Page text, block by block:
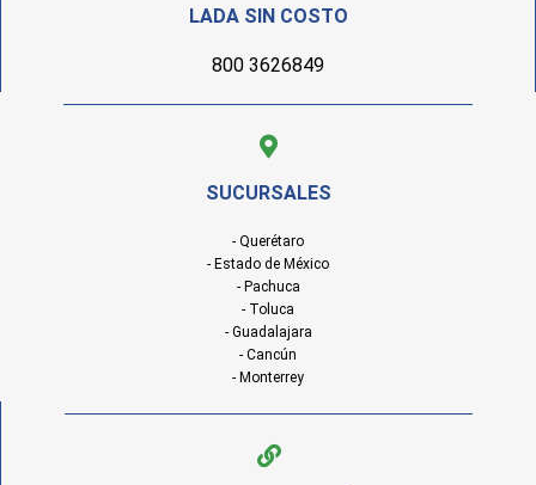
LADA SIN COSTO
800 3626849
SUCURSALES
- Querétaro
- Estado de México
- Pachuca
- Toluca
- Guadalajara
- Cancún
- Monterrey